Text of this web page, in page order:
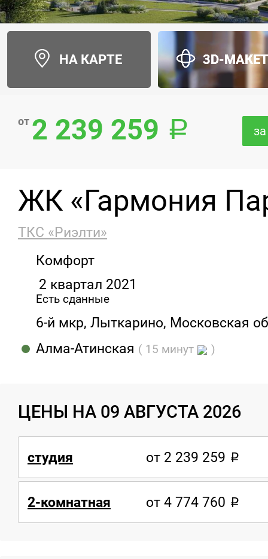
НА КАРТЕ 3D-
от 2 239 259
ЖК «Гармония
ТКС «Риэлти»
Комфорт
2 квартал 2021
Есть сданные
6-й мкр, Лыткарино, Московская
Алма-Атинская ( 15 минут )
ЦЕНЫ НА 09 АВГУСТА 2026
студия от 2 239 259
2-комнатная от 4 774 760